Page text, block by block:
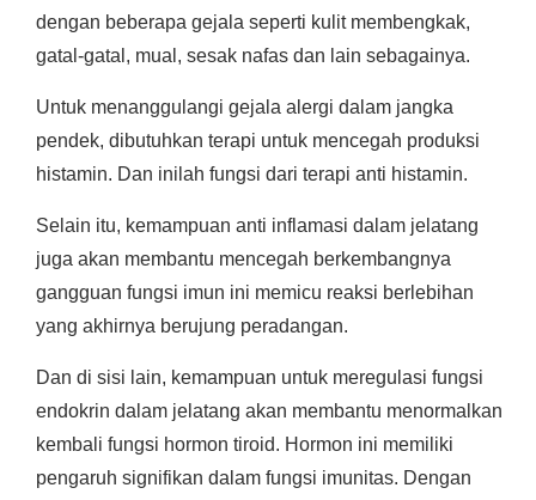
dengan beberapa gejala seperti kulit membengkak,
gatal-gatal, mual, sesak nafas dan lain sebagainya.
Untuk menanggulangi gejala alergi dalam jangka
pendek, dibutuhkan terapi untuk mencegah produksi
histamin. Dan inilah fungsi dari terapi anti histamin.
Selain itu, kemampuan anti inflamasi dalam jelatang
juga akan membantu mencegah berkembangnya
gangguan fungsi imun ini memicu reaksi berlebihan
yang akhirnya berujung peradangan.
Dan di sisi lain, kemampuan untuk meregulasi fungsi
endokrin dalam jelatang akan membantu menormalkan
kembali fungsi hormon tiroid. Hormon ini memiliki
pengaruh signifikan dalam fungsi imunitas. Dengan